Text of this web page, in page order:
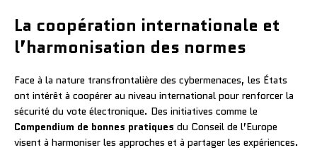
La coopération internationale et
l’harmonisation des normes
Face à la nature transfrontalière des cybermenaces, les États
ont intérêt à coopérer au niveau international pour renforcer la
sécurité du vote électronique. Des initiatives comme le
Compendium de bonnes pratiques du Conseil de l’Europe
visent à harmoniser les approches et à partager les expériences.